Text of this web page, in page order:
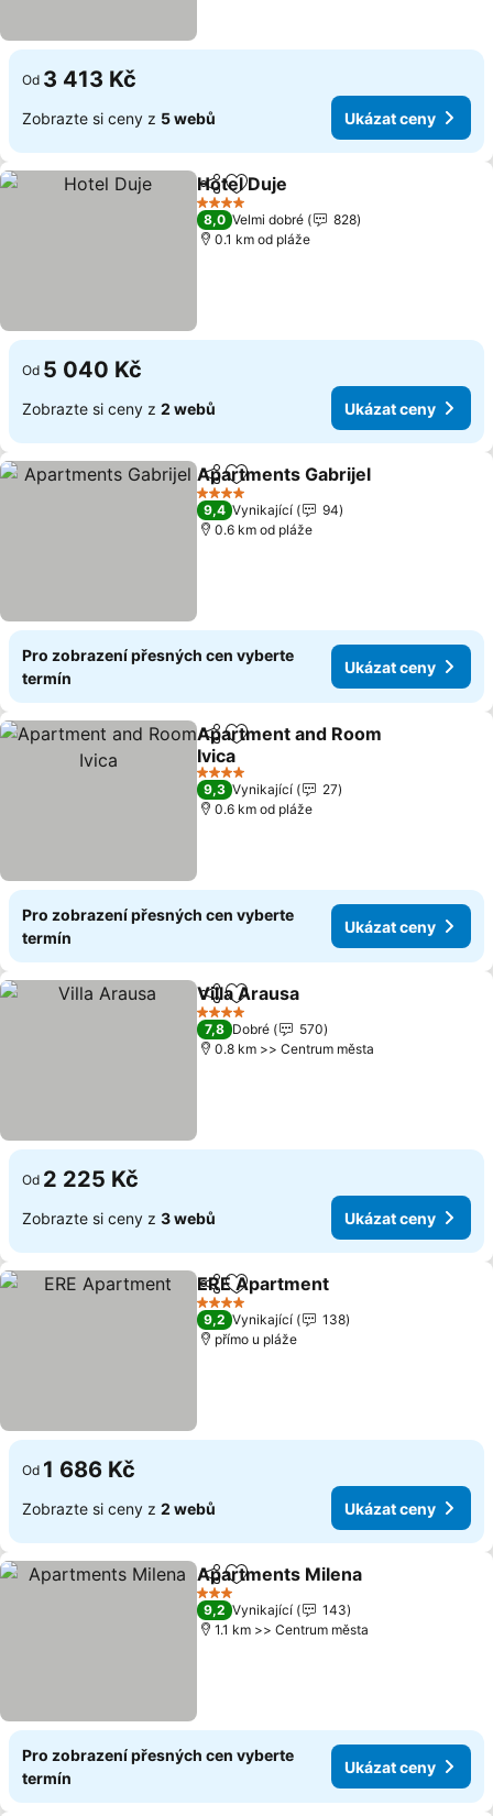
Od 3 413 Kč
Zobrazte si ceny z 5 webů Ukázat ceny
SdíletPřidat na seznam oblíbených
Hotel Duje
4 Počet hvězdiček
8,0 Velmi dobré
828
0.1 km od pláže
Od 5 040 Kč
Zobrazte si ceny z 2 webů Ukázat ceny
SdíletPřidat na seznam oblíbených
Apartments Gabrijel
4 Počet hvězdiček
9,4 Vynikající
94
0.6 km od pláže
Pro zobrazení přesných cen vyberte
termín
Ukázat ceny
SdíletPřidat na seznam oblíbených
Apartment and Room
Ivica
4 Počet hvězdiček
9,3 Vynikající
27
0.6 km od pláže
Pro zobrazení přesných cen vyberte
termín
Ukázat ceny
SdíletPřidat na seznam oblíbených
Villa Arausa
4 Počet hvězdiček
7,8 Dobré
570
0.8 km >> Centrum města
Od 2 225 Kč
Zobrazte si ceny z 3 webů Ukázat ceny
SdíletPřidat na seznam oblíbených
ERE Apartment
4 Počet hvězdiček
9,2 Vynikající
138
přímo u pláže
Od 1 686 Kč
Zobrazte si ceny z 2 webů Ukázat ceny
SdíletPřidat na seznam oblíbených
Apartments Milena
3 Počet hvězdiček
9,2 Vynikající
143
1.1 km >> Centrum města
Pro zobrazení přesných cen vyberte
termín
Ukázat ceny